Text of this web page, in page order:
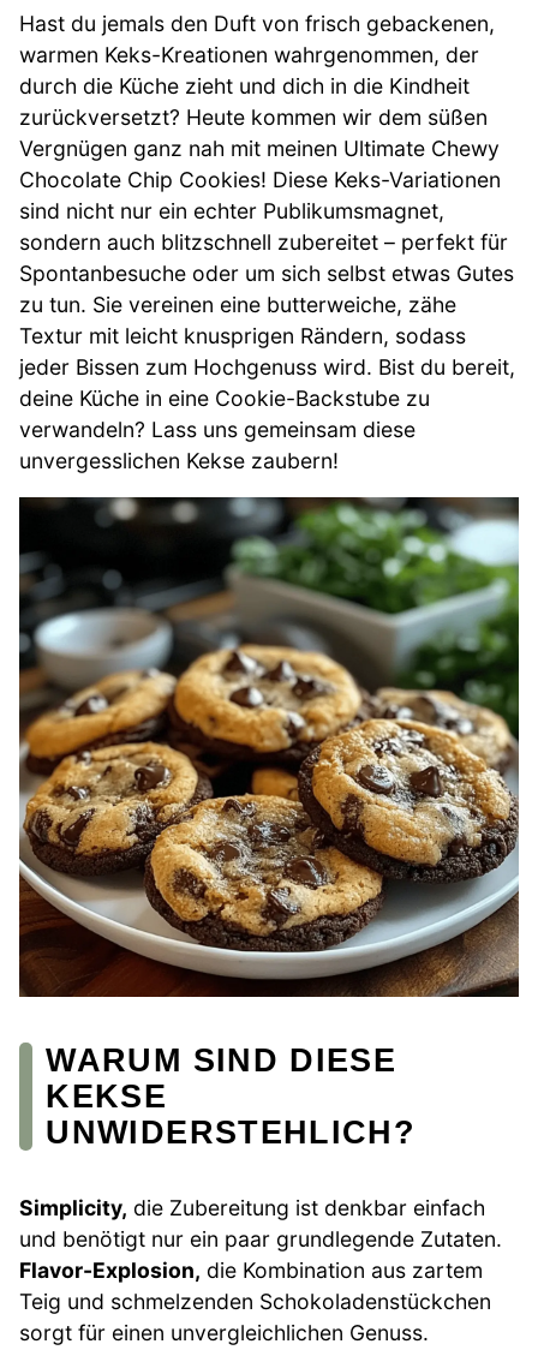
Hast du jemals den Duft von frisch gebackenen,
warmen Keks-Kreationen wahrgenommen, der
durch die Küche zieht und dich in die Kindheit
zurückversetzt? Heute kommen wir dem süßen
Vergnügen ganz nah mit meinen Ultimate Chewy
Chocolate Chip Cookies! Diese Keks-Variationen
sind nicht nur ein echter Publikumsmagnet,
sondern auch blitzschnell zubereitet – perfekt für
Spontanbesuche oder um sich selbst etwas Gutes
zu tun. Sie vereinen eine butterweiche, zähe
Textur mit leicht knusprigen Rändern, sodass
jeder Bissen zum Hochgenuss wird. Bist du bereit,
deine Küche in eine Cookie-Backstube zu
verwandeln? Lass uns gemeinsam diese
unvergesslichen Kekse zaubern!
WARUM SIND DIESE
KEKSE
UNWIDERSTEHLICH?
Simplicity, die Zubereitung ist denkbar einfach
und benötigt nur ein paar grundlegende Zutaten.
Flavor-Explosion, die Kombination aus zartem
Teig und schmelzenden Schokoladenstückchen
sorgt für einen unvergleichlichen Genuss.